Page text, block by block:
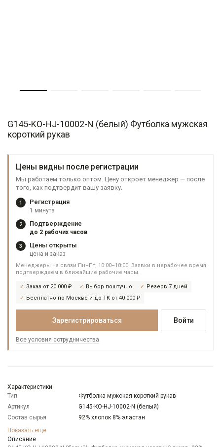
G145-KO-HJ-10002-N (белый) Футболка мужская
короткий рукав
Цены видны после регистрации
Мы работаем только оптом. Цену откроет менеджер — после
того, как подтвердит вашу заявку.
1 Регистрация
1 минута
2 Подтверждение
до 2 рабочих часов
3 Цены открыты
цена и заказ
Менеджеры на связи Пн–Пт, 10:00–18:00. Заявки в нерабочее время
подтверждаем в ближайшие рабочие часы.
Заказ от 20 000 ₽ Выбор поштучно
Резерв 7 дней
Бесплатно по Москве и до ТК от 40 000 ₽
Зарегистрироваться Войти
Все условия сотрудничества
Характеристики
Тип
Футболка мужская короткий рукав
Артикул
G145-KO-HJ-10002-N (белый)
Состав сырья
92% хлопок 8% эластан
Бренд
Модель
Показать еще
Описание